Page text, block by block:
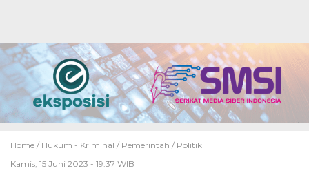
Home / Hukum - Kriminal / Pemerintah / Politik
Kamis, 15 Juni 2023 - 19:37 WIB